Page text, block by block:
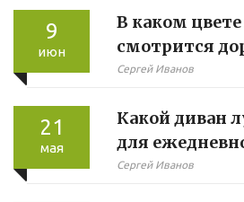
9
июн
В каком
смотрится
практическое
Сергей Иванов
21
мая
Какой диван
для
пружинный
Сергей Иванов